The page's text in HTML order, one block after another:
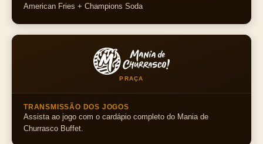
American Fries + Champions Soda
PRAÇA
TRANSMISSÃO DOS JOGOS
Assista ao jogo com o cardápio completo do Mania de
Churrasco Buffet.